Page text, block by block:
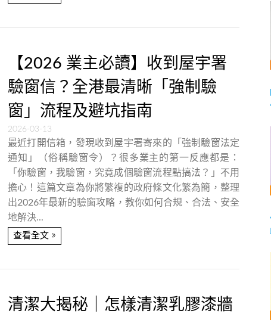
【2026 業主必讀】收到屋宇署
驗窗信？全港最清晰「強制驗
窗」流程及避坑指南
2026-03-13
最近打開信箱，發現收到屋宇署寄來的「強制驗窗法定
通知」（俗稱驗窗令）？很多業主的第一反應都是：
「你驗窗，我驗窗，究竟成個驗窗流程點搞法？」不用
擔心！這篇文章為你將繁複的政府條文化繁為簡，整理
出2026年最新的驗窗攻略，教你如何合規、合法、安全
地解決...
查看全文 »
清潔大揭秘｜怎樣清潔乳膠漆牆